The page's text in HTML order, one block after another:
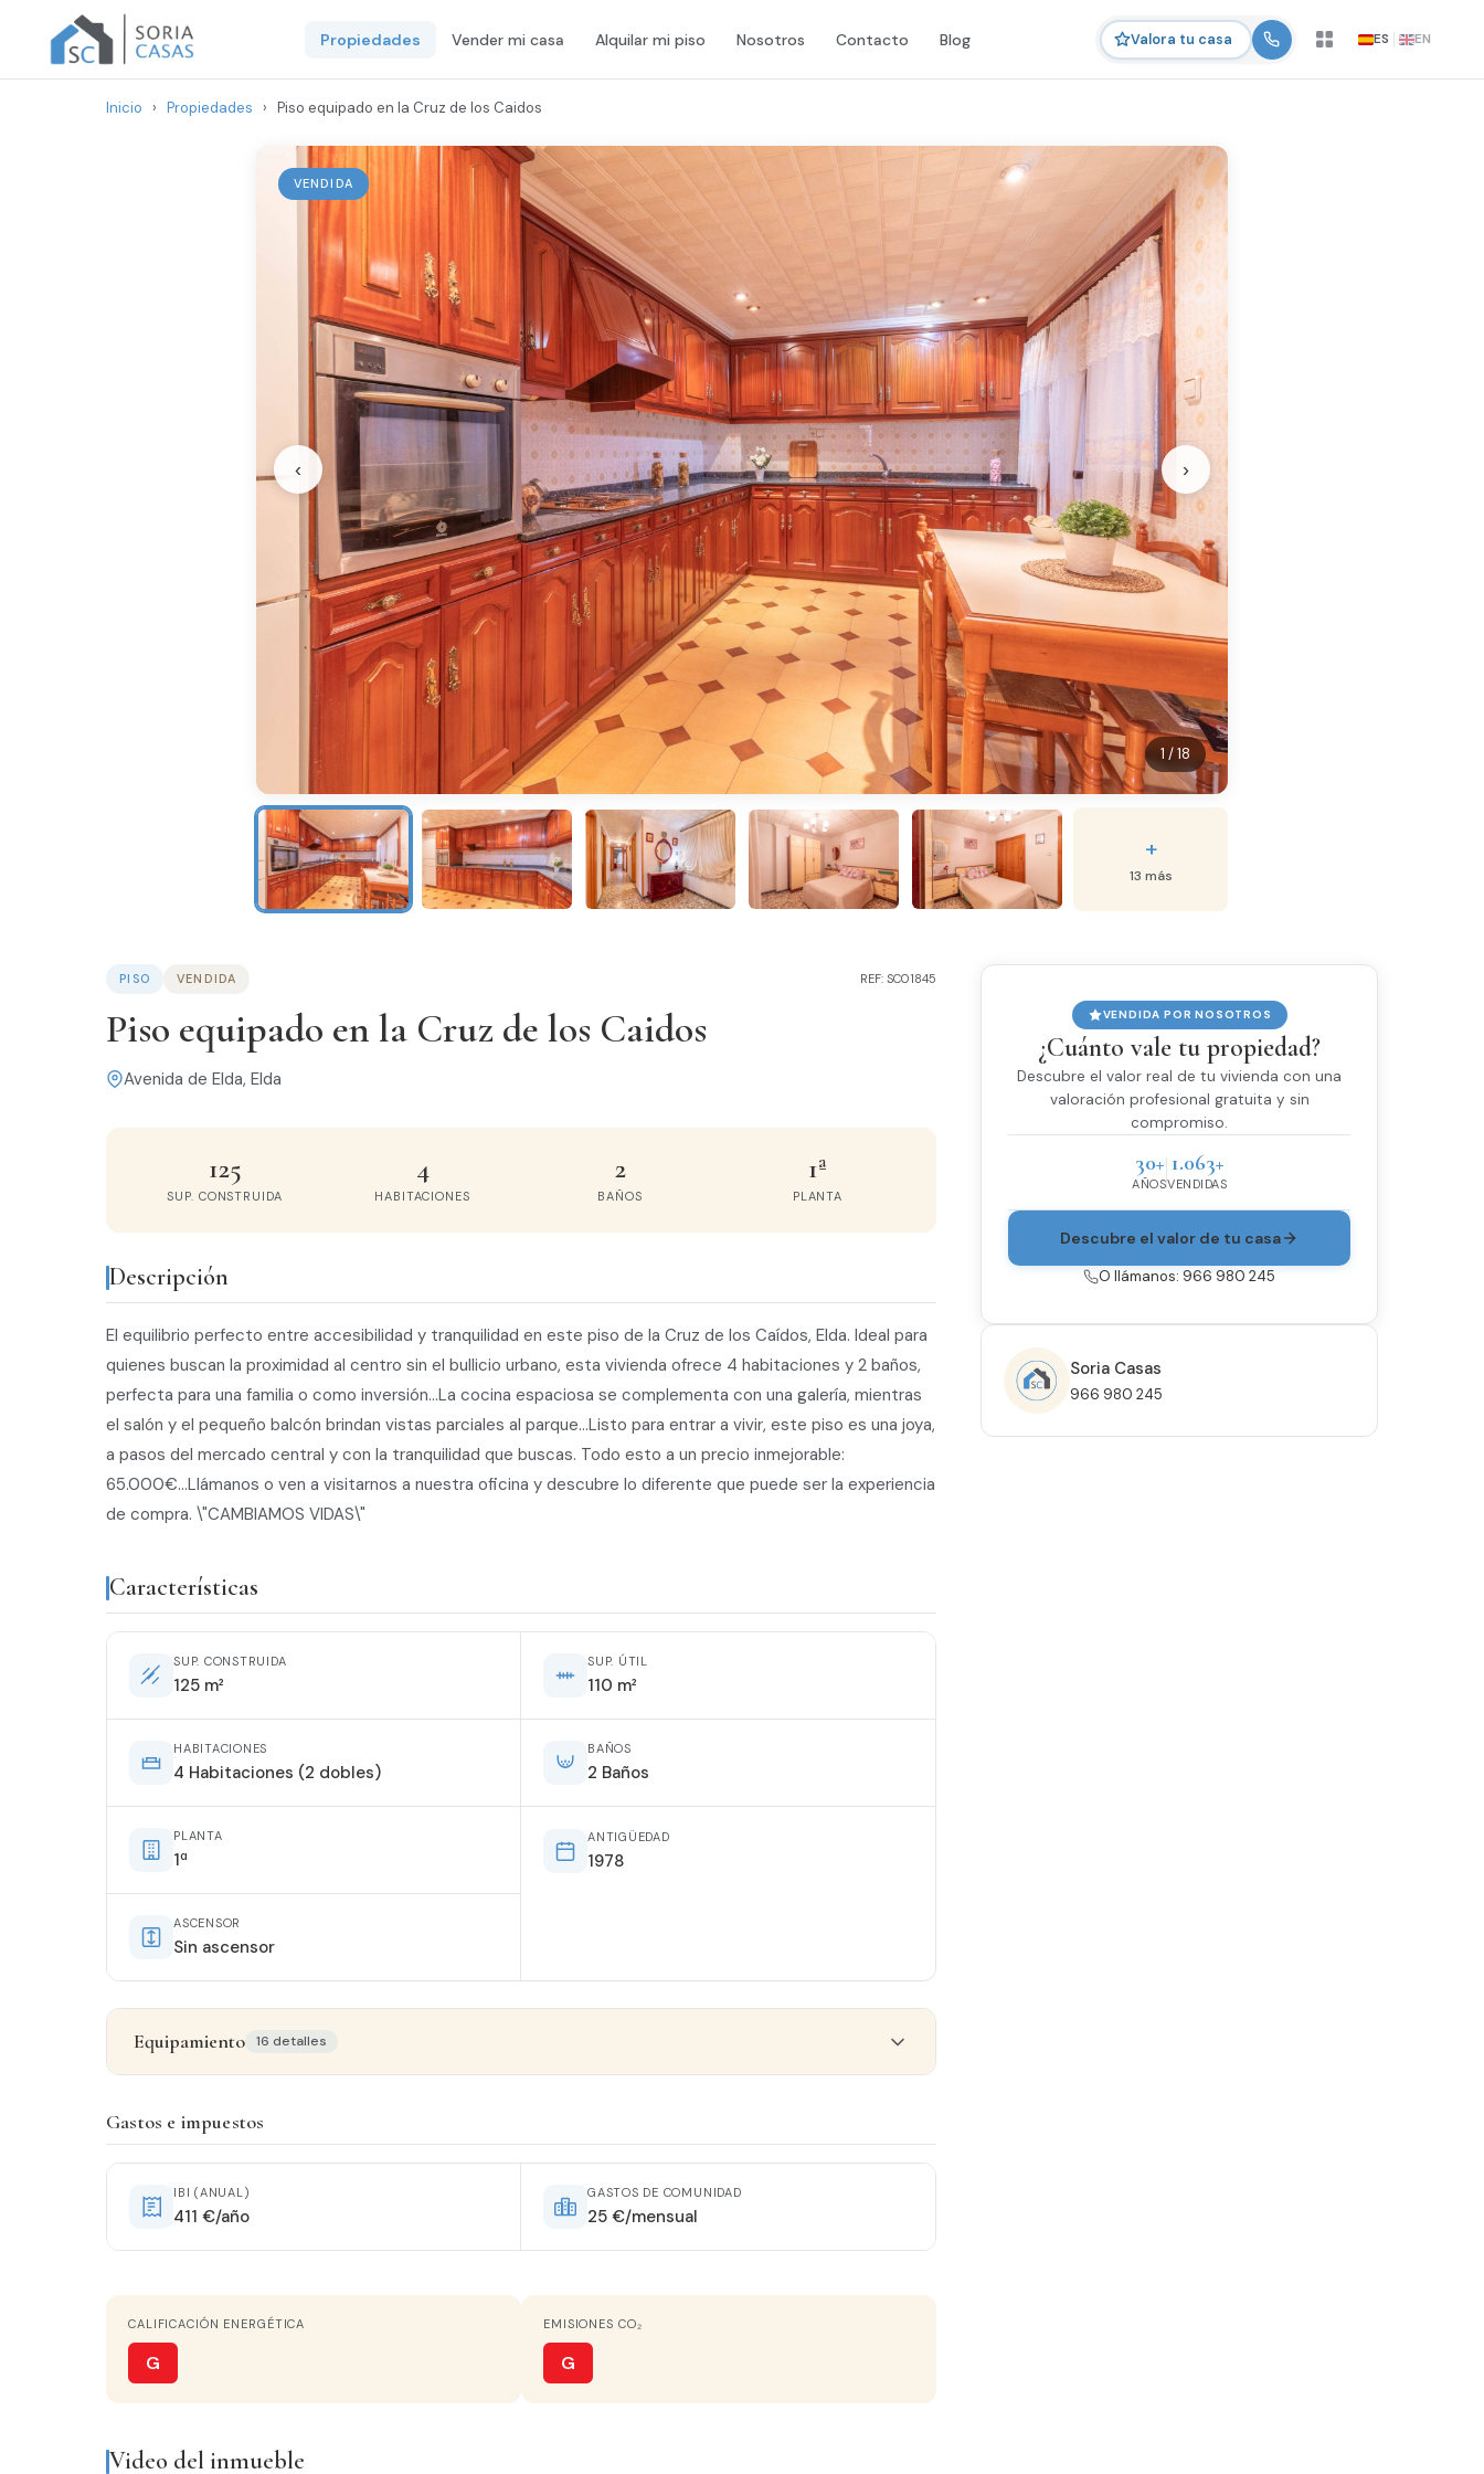
Propiedades Vender mi casa Alquilar mi piso Nosotros Contacto Blog Valora tu casa ES EN
Inicio › Propiedades › Piso equipado en la Cruz de los Caidos
VENDIDA
1 / 18
‹ ›
+
13 más
PISO VENDIDA REF: SC01845
Piso equipado en la Cruz de los Caidos
Avenida de Elda, Elda
125
SUP. CONSTRUIDA
4
HABITACIONES
2
BAÑOS
1ª
PLANTA
Descripción
El equilibrio perfecto entre accesibilidad y tranquilidad en este piso de la Cruz de los Caídos, Elda. Ideal para
quienes buscan la proximidad al centro sin el bullicio urbano, esta vivienda ofrece 4 habitaciones y 2 baños,
perfecta para una familia o como inversión...La cocina espaciosa se complementa con una galería, mientras
el salón y el pequeño balcón brindan vistas parciales al parque...Listo para entrar a vivir, este piso es una joya,
a pasos del mercado central y con la tranquilidad que buscas. Todo esto a un precio inmejorable:
65.000€...Llámanos o ven a visitarnos a nuestra oficina y descubre lo diferente que puede ser la experiencia
de compra. \"CAMBIAMOS VIDAS\"
Características
SUP. CONSTRUIDA
125 m²
SUP. ÚTIL
110 m²
HABITACIONES
4 Habitaciones (2 dobles)
BAÑOS
2 Baños
PLANTA
1ª
ANTIGÜEDAD
1978
ASCENSOR
Sin ascensor
Equipamiento 16 detalles
COCINA VISTAS
Monta?as
Gastos e impuestos
IBI (ANUAL)
411 €/año
GASTOS DE COMUNIDAD
25 €/mensual
CALIFICACIÓN ENERGÉTICA
G
EMISIONES CO₂
G
Video del inmueble
VENDIDA POR NOSOTROS
¿Cuánto vale tu propiedad?
Descubre el valor real de tu vivienda con una
valoración profesional gratuita y sin
compromiso.
30+
AÑOS
1.063+
VENDIDAS
Descubre el valor de tu casa
O llámanos: 966 980 245
Soria Casas
966 980 245